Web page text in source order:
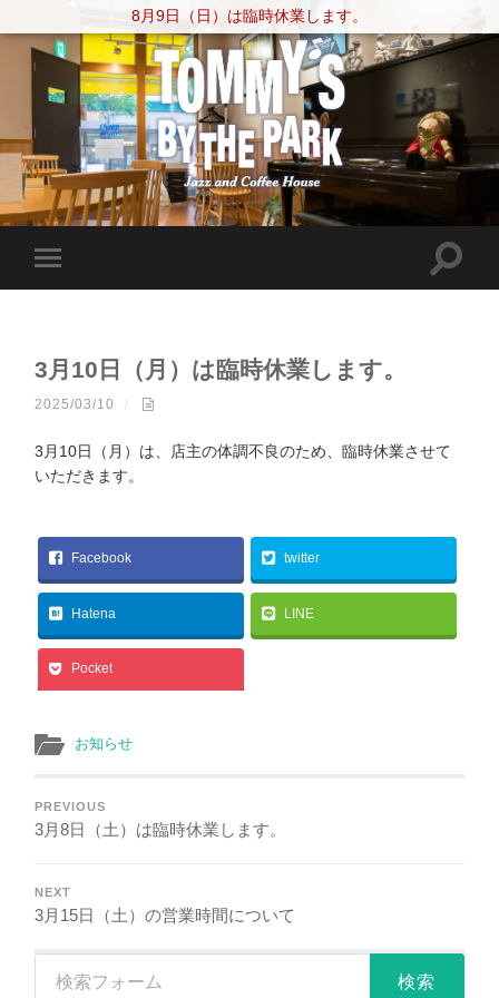
3月10日（月）は臨時休業します。
2025/03/10 /
3月10日（月）は、店主の体調不良のため、臨時休業させて
いただきます。
Facebook twitter
Hatena LINE
Pocket
お知らせ
PREVIOUS
3月8日（土）は臨時休業します。
NEXT
3月15日（土）の営業時間について
8月9日（日）は臨時休業します。